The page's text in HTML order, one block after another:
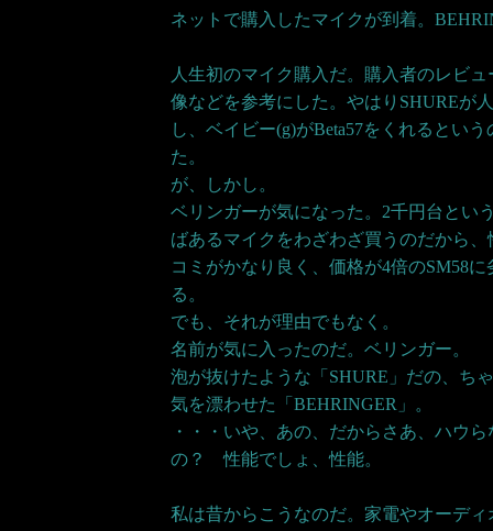
ネットで購入したマイクが到着。
人生初のマイク購入だ。購入者のレビ
像などを参考にした。やはりSHUREが
し、ベイビー(g)がBeta57をくれるとい
た。
が、しかし。
ベリンガーが気になった。2千円台とい
ばあるマイクをわざわざ買うのだから
コミがかなり良く、価格が4倍のSM58
る。
でも、それが理由でもなく。
名前が気に入ったのだ。ベリンガー。
泡が抜けたような「SHURE」だの、ち
気を漂わせた「BEHRINGER」。
・・・いや、あの、だからさあ、ハウ
の？ 性能でしょ、性能。
私は昔からこうなのだ。家電やオーデ